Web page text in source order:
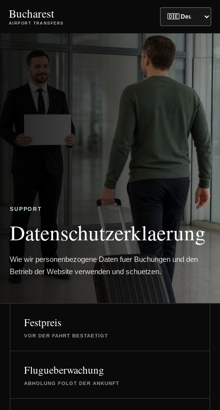
Bucharest
AIRPORT TRANSFERS
SUPPORT
Datenschutzerklaerung
Wie wir personenbezogene Daten fuer Buchungen und den
Betrieb der Website verwenden und schuetzen.
Festpreis
VOR DER FAHRT BESTAETIGT
Flugueberwachung
ABHOLUNG FOLGT DER ANKUNFT